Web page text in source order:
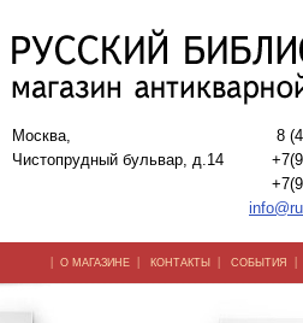
Москва,
Чистопрудный бульвар, д.14
8
| О МАГАЗИНЕ | КОНТАКТЫ | СОБЫТИЯ